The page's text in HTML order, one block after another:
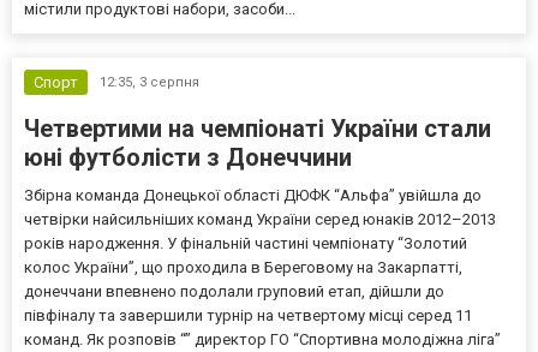
містили продуктові набори, засоби...
Спорт 12:35, 3 серпня
Четвертими на чемпіонаті України стали
юні футболісти з Донеччини
Збірна команда Донецької області ДЮФК “Альфа” увійшла до
четвірки найсильніших команд України серед юнаків 2012–2013
років народження. У фінальній частині чемпіонату “Золотий
колос України”, що проходила в Береговому на Закарпатті,
донеччани впевнено подолали груповий етап, дійшли до
півфіналу та завершили турнір на четвертому місці серед 11
команд. Як розповів “” директор ГО “Спортивна молодіжна ліга”